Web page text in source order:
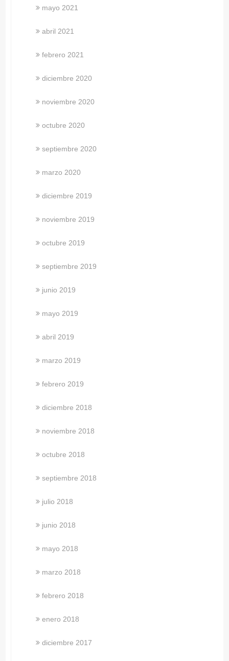
mayo 2021
abril 2021
febrero 2021
diciembre 2020
noviembre 2020
octubre 2020
septiembre 2020
marzo 2020
diciembre 2019
noviembre 2019
octubre 2019
septiembre 2019
junio 2019
mayo 2019
abril 2019
marzo 2019
febrero 2019
diciembre 2018
noviembre 2018
octubre 2018
septiembre 2018
julio 2018
junio 2018
mayo 2018
marzo 2018
febrero 2018
enero 2018
diciembre 2017